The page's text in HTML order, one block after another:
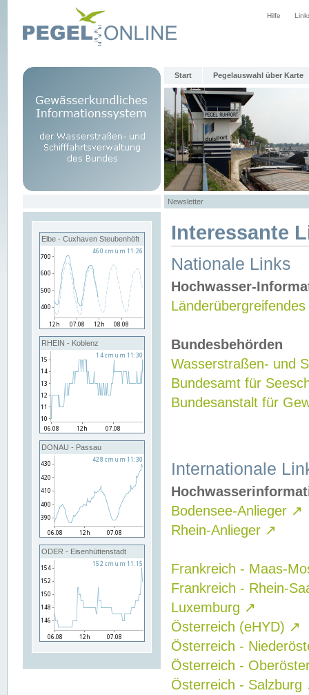
Hilfe
Start Pegelauswahl über Karte
Newsletter
Elbe - Cuxhaven Steubenhöft
RHEIN - Koblenz
DONAU - Passau
ODER - Eisenhüttenstadt
Interessante
Nationale Links
Hochwasser-
Bundesbehörden
Wasserstraßen- und
Bundesamt für
Bundesanstalt für
Internationale
Bodensee-Anlieger ↗
Rhein-Anlieger ↗
Frankreich - Maas-
Frankreich - Rhein-
Luxemburg ↗
Österreich (eHYD) ↗
Österreich -
Österreich -
Österreich - Salzburg